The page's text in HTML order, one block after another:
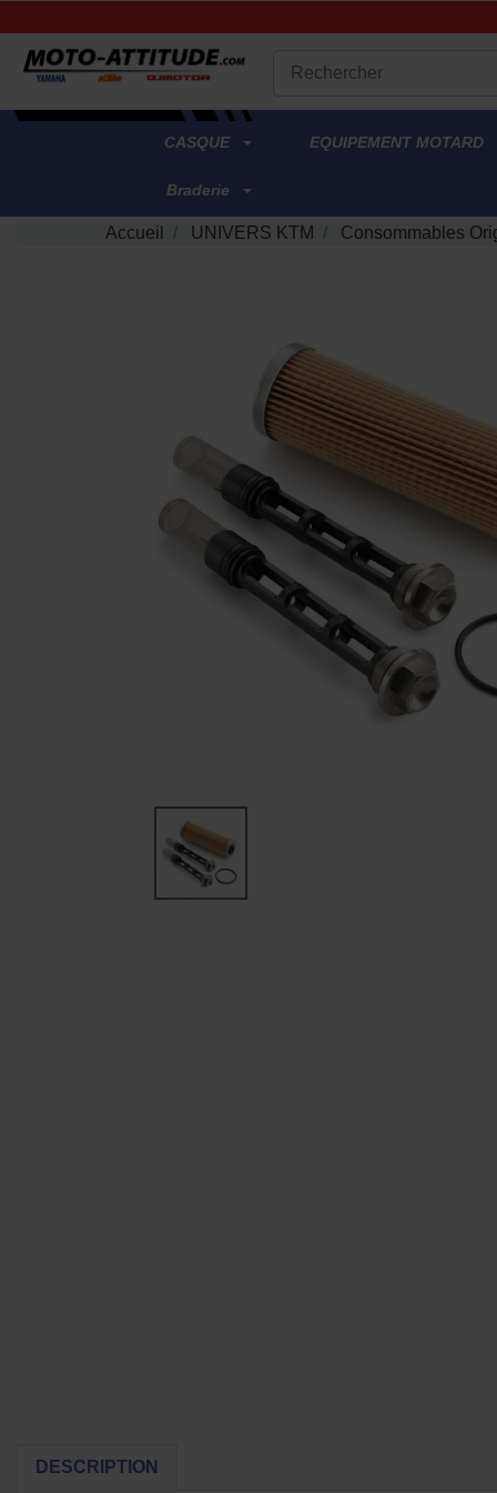
.
CASQUE EQUIPEMENT MOTARD
Braderie
Accueil UNIVERS KTM Consommables
DESCRIPTION